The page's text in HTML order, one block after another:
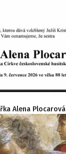
Alena Plocarová